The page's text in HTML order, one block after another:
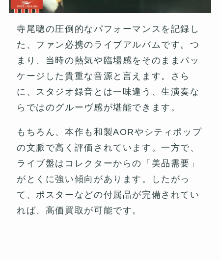
寺尾聰の圧倒的なパフォーマンスを記録し
た、ファン必携のライブアルバムです。つ
まり、当時の熱気や臨場感をそのままパッ
ケージした貴重な音源と言えます。さら
に、スタジオ録音とは一味違う、生演奏な
らではのグルーヴ感が堪能できます。
もちろん、本作も和製AORやシティポップ
の文脈で高く評価されています。一方で、
ライブ盤はコレクターからの「美品需要」
がとくに強い傾向があります。したがっ
て、ポスターなどの付属品が完備されてい
れば、高価買取が可能です。